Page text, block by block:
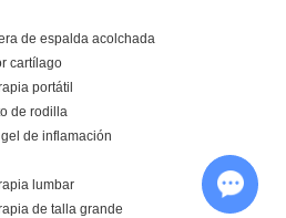
de espalda acolchada
cartílago
portátil
de rodilla
de inflamación
lumbar
de talla grande